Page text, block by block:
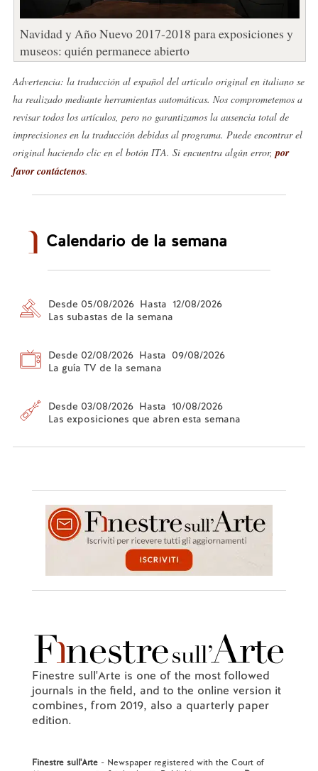
Navidad y Año Nuevo 2017-2018 para exposiciones y
museos: quién permanece abierto
Advertencia: la traducción al español del artículo original en italiano se
ha realizado mediante herramientas automáticas. Nos comprometemos a
revisar todos los artículos, pero no garantizamos la ausencia total de
imprecisiones en la traducción debidas al programa. Puede encontrar el
original haciendo clic en el botón ITA. Si encuentra algún error, por
favor contáctenos.
Calendario de la semana
Desde 05/08/2026 Hasta 12/08/2026
Las subastas de la semana
Desde 02/08/2026 Hasta 09/08/2026
La guía TV de la semana
Desde 03/08/2026 Hasta 10/08/2026
Las exposiciones que abren esta semana
Finestre sull'Arte is one of the most followed
journals in the field, and to the online version it
combines, from 2019, also a quarterly paper
edition.
Finestre sull'Arte- Newspaper registered with the Court of